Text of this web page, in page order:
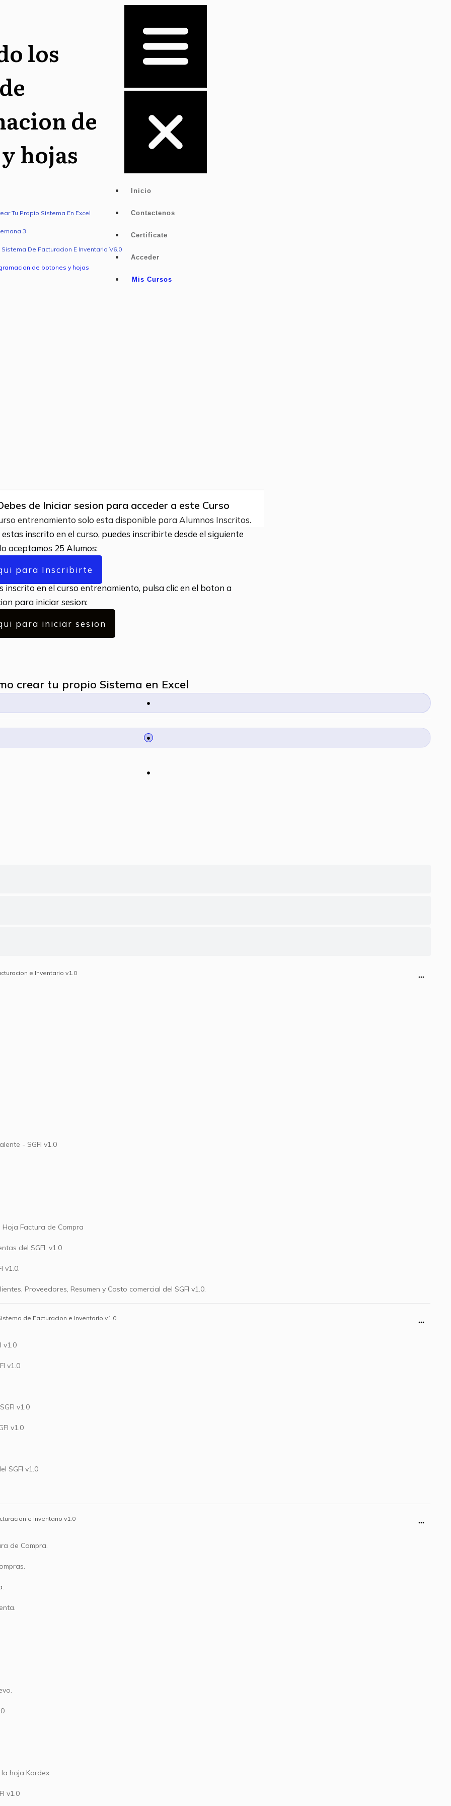
Inicio
Contactenos
Certificate
Acceder
Mis Cursos
los
de
hojas
Tu Propio Sistema En Excel
3
De Facturacion E Inventario V6.0
de botones y hojas
de Iniciar sesion para acceder a este Curso
entrenamiento solo esta disponible para Alumnos Inscritos.
estas inscrito en el curso, puedes inscribirte desde el siguiente
aceptamos 25 Alumos:
para Inscribirte
inscrito en el curso entrenamiento, pulsa clic en el boton a
para iniciar sesion:
para iniciar sesion
crear tu propio Sistema en Excel
e Inventario v1.0
- SGFI v1.0
Factura de Compra
del SGFI. v1.0
v1.0.
Proveedores, Resumen y Costo comercial del SGFI v1.0.
de Facturacion e Inventario v1.0
v1.0
v1.0
v1.0
v1.0
SGFI v1.0
e Inventario v1.0
de Compra.
hoja Kardex
v1.0